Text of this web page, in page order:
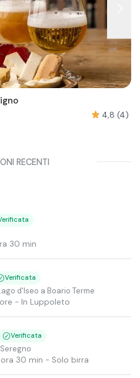
4,8 (4)
RECENTI
30 min
Verificata
d'Iseo a Boario Terme
- In Luppoleto
Verificata
ora 30 min - Solo birra